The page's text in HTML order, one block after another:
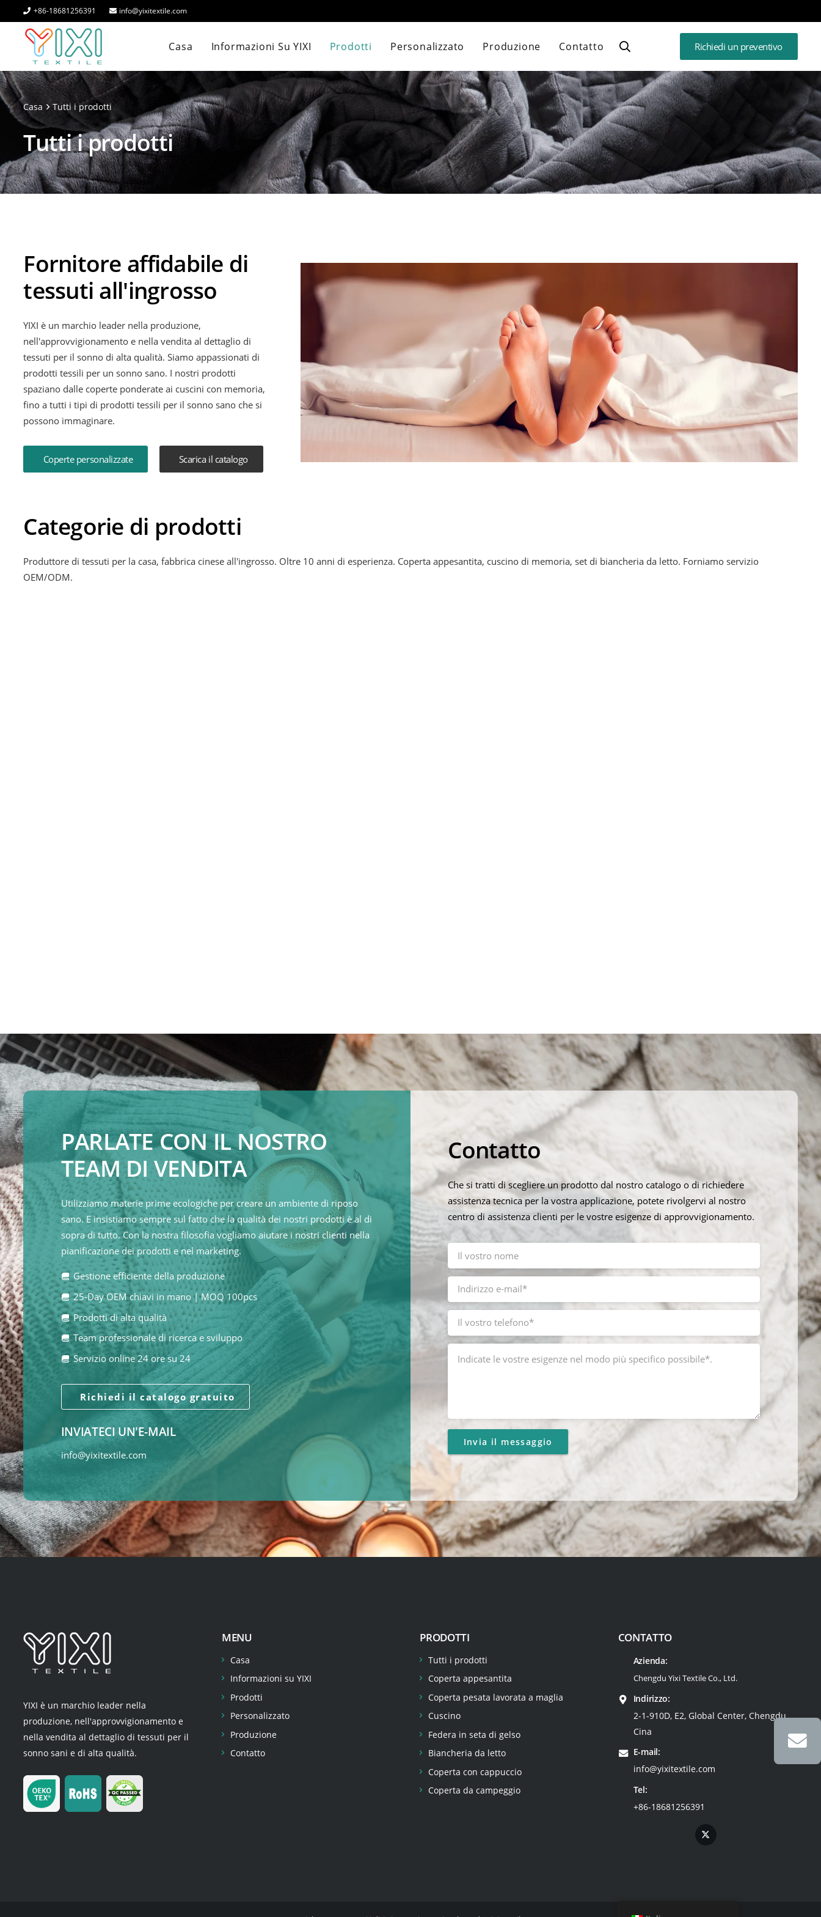
+86-18681256391 info@yixitextile.com
Casa Informazioni Su YIXI Prodotti Personalizzato Produzione Contatto Richiedi un preventivo
Casa Tutti i prodotti
Tutti i prodotti
Fornitore affidabile di
tessuti all'ingrosso
YIXI è un marchio leader nella produzione,
nell'approvvigionamento e nella vendita al dettaglio di
tessuti per il sonno di alta qualità. Siamo appassionati di
prodotti tessili per un sonno sano. I nostri prodotti
spaziano dalle coperte ponderate ai cuscini con memoria,
fino a tutti i tipi di prodotti tessili per il sonno sano che si
possono immaginare.
Coperte personalizzate Scarica il catalogo
Categorie di prodotti
Produttore di tessuti per la casa, fabbrica cinese all'ingrosso. Oltre 10 anni di esperienza. Coperta appesantita, cuscino di memoria, set di biancheria da letto. Forniamo servizio
OEM/ODM.
PARLATE CON IL NOSTRO
TEAM DI VENDITA
Utilizziamo materie prime ecologiche per creare un ambiente di riposo
sano. E insistiamo sempre sul fatto che la qualità dei nostri prodotti è al di
sopra di tutto. Con la nostra filosofia vogliamo aiutare i nostri clienti nella
pianificazione dei prodotti e nel marketing.
Gestione efficiente della produzione
25-Day OEM chiavi in mano | MOQ 100pcs
Prodotti di alta qualità
Team professionale di ricerca e sviluppo
Servizio online 24 ore su 24
Richiedi il catalogo gratuito
INVIATECI UN'E-MAIL
info@yixitextile.com
Contatto
Che si tratti di scegliere un prodotto dal nostro catalogo o di richiedere
assistenza tecnica per la vostra applicazione, potete rivolgervi al nostro
centro di assistenza clienti per le vostre esigenze di approvvigionamento.
YIXI è un marchio leader nella
produzione, nell'approvvigionamento e
nella vendita al dettaglio di tessuti per il
sonno sani e di alta qualità.
MENU
Casa
Informazioni su YIXI
Prodotti
Personalizzato
Produzione
Contatto
PRODOTTI
Tutti i prodotti
Coperta appesantita
Coperta pesata lavorata a maglia
Cuscino
Federa in seta di gelso
Biancheria da letto
Coperta con cappuccio
Coperta da campeggio
CONTATTO
Azienda:
Chengdu Yixi Textile Co., Ltd.
Indirizzo:
2-1-910D, E2, Global Center, Chengdu,
Cina
E-mail:
info@yixitextile.com
Tel:
+86-18681256391